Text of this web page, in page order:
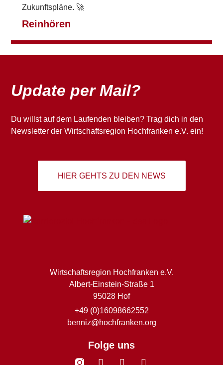
Zukunftspläne. 🚀
Reinhören
Update per Mail?
Du willst auf dem Laufenden bleiben? Trag dich in den
Newsletter der Wirtschaftsregion Hochfranken e.V. ein!
HIER GEHTS ZU DEN NEWS
Wirtschaftsregion Hochfranken e.V.
Albert-Einstein-Straße 1
95028 Hof
+49 (0)16098662552
benniz@hochfranken.org
Folge uns